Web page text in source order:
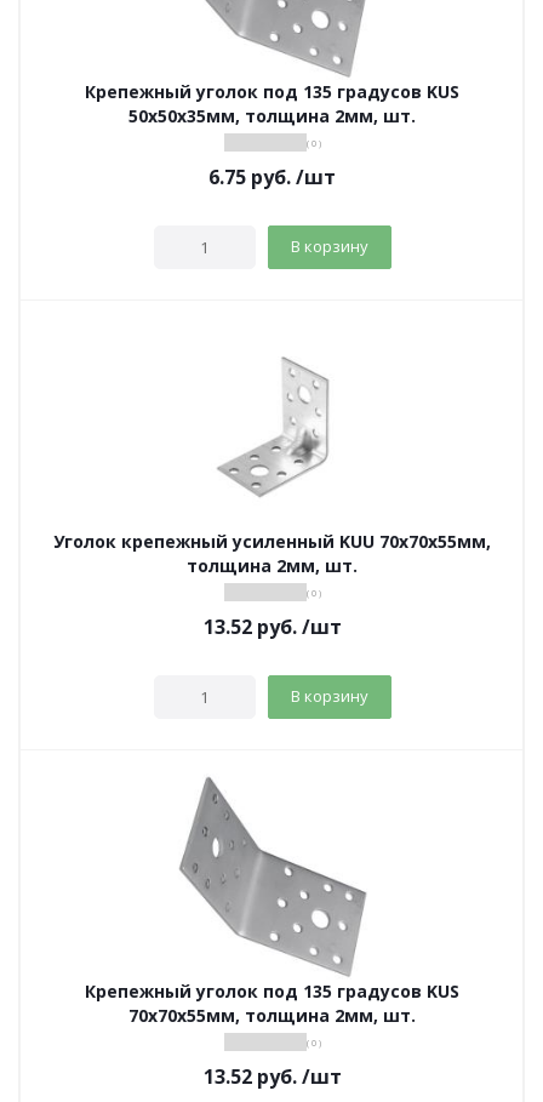
Крепежный уголок под 135 градусов KUS
50х50х35мм, толщина 2мм, шт.
( 0 )
6.75 руб./шт
В корзину
Уголок крепежный усиленный KUU 70х70х55мм,
толщина 2мм, шт.
( 0 )
13.52руб. /шт
В корзину
Крепежный уголок под 135 градусов KUS
70х70х55мм, толщина 2мм, шт.
( 0 )
13.52руб. /шт